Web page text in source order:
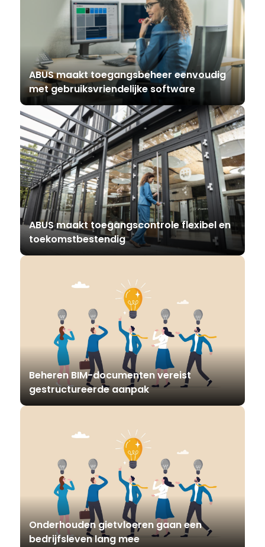
ABUS maakt toegangsbeheer eenvoudig
met gebruiksvriendelijke software
ABUS maakt toegangscontrole flexibel en
toekomstbestendig
Beheren BIM-documenten vereist
gestructureerde aanpak
Onderhouden gietvloeren gaan een
bedrijfsleven lang mee